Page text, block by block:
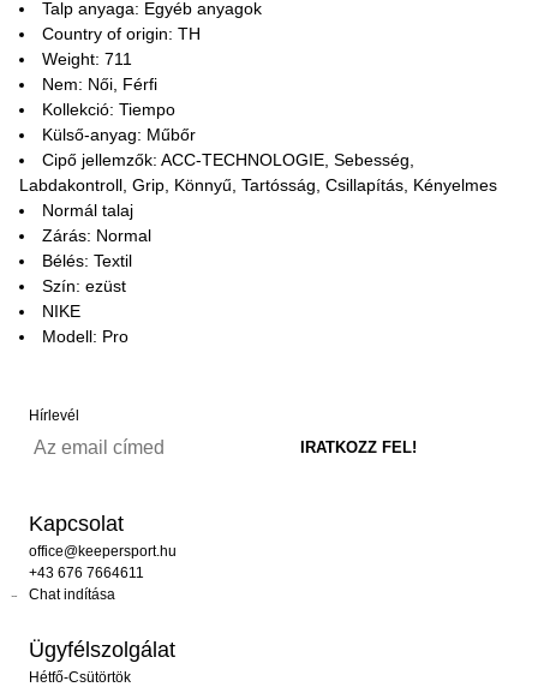
Talp anyaga: Egyéb anyagok
Country of origin: TH
Weight: 711
Nem: Női, Férfi
Kollekció: Tiempo
Külső-anyag: Műbőr
Cipő jellemzők: ACC-TECHNOLOGIE, Sebesség,
Labdakontroll, Grip, Könnyű, Tartósság, Csillapítás, Kényelmes
Normál talaj
Zárás: Normal
Bélés: Textil
Szín: ezüst
NIKE
Modell: Pro
Hírlevél
Kapcsolat
office@keepersport.hu
+43 676 7664611
Chat indítása
Ügyfélszolgálat
Hétfő-Csütörtök